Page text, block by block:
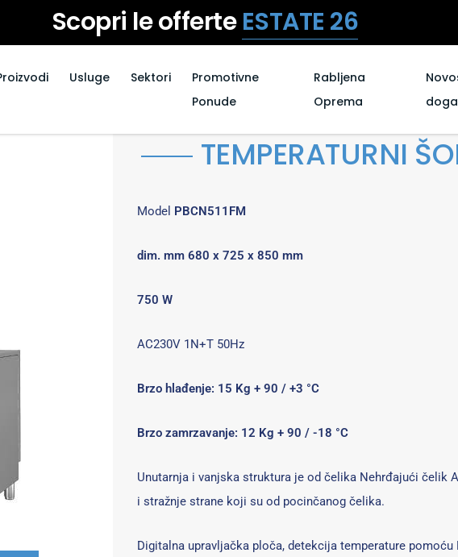
Scopri le offerteESTATE 26
Usluge Sektori
Promotivne
Ponude
Rabljena
Oprema
TEMPERATURNI
Model PBCN511FM
dim. mm 680 x 725 x 850 mm
750 W
AC230V 1N+T 50Hz
Brzo hlađenje: 15 Kg + 90 / +3 °C
Brzo zamrzavanje: 12 Kg + 90 / -18 °C
Unutarnja i vanjska struktura je od čelika Nehrđajući čelik
i stražnje strane koji su od pocinčanog čelika.
Digitalna upravljačka ploča, detekcija temperature pomoću